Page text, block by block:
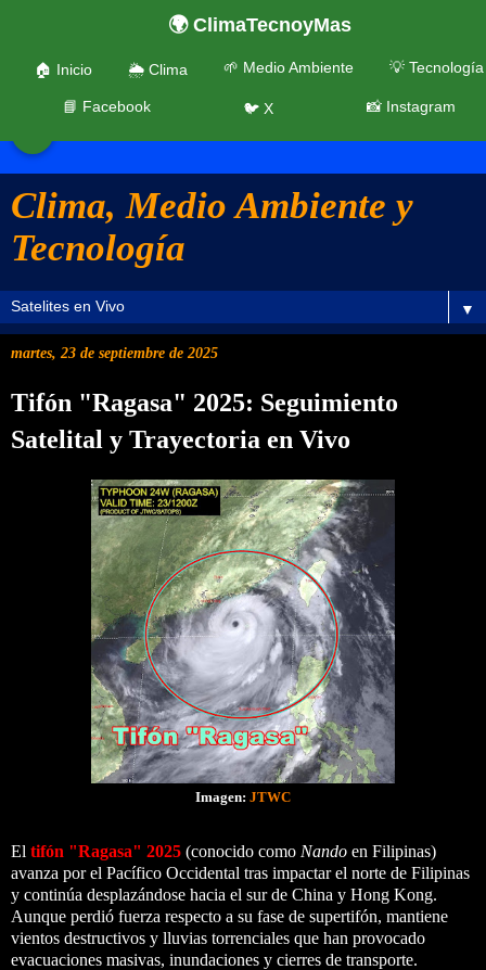
Clima, Medio Ambiente y
Tecnología
🌍 ClimaTecnoyMas
🏠 Inicio 🌦️ Clima 🌱 Medio Ambiente 💡 Tecnología
📘 Facebook 🐦 X 📸 Instagram
▼
martes, 23 de septiembre de 2025
Tifón "Ragasa" 2025: Seguimiento
Satelital y Trayectoria en Vivo
Imagen: JTWC
El tifón "Ragasa" 2025 (conocido como Nando en Filipinas)
avanza por el Pacífico Occidental tras impactar el norte de Filipinas
y continúa desplazándose hacia el sur de China y Hong Kong.
Aunque perdió fuerza respecto a su fase de supertifón, mantiene
vientos destructivos y lluvias torrenciales que han provocado
evacuaciones masivas, inundaciones y cierres de transporte.